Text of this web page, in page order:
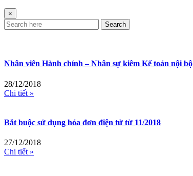
×
Search
Nhân viên Hành chính – Nhân sự kiêm Kế toán nội bộ
28/12/2018
Chi tiết »
Bắt buộc sử dụng hóa đơn điện tử từ 11/2018
27/12/2018
Chi tiết »